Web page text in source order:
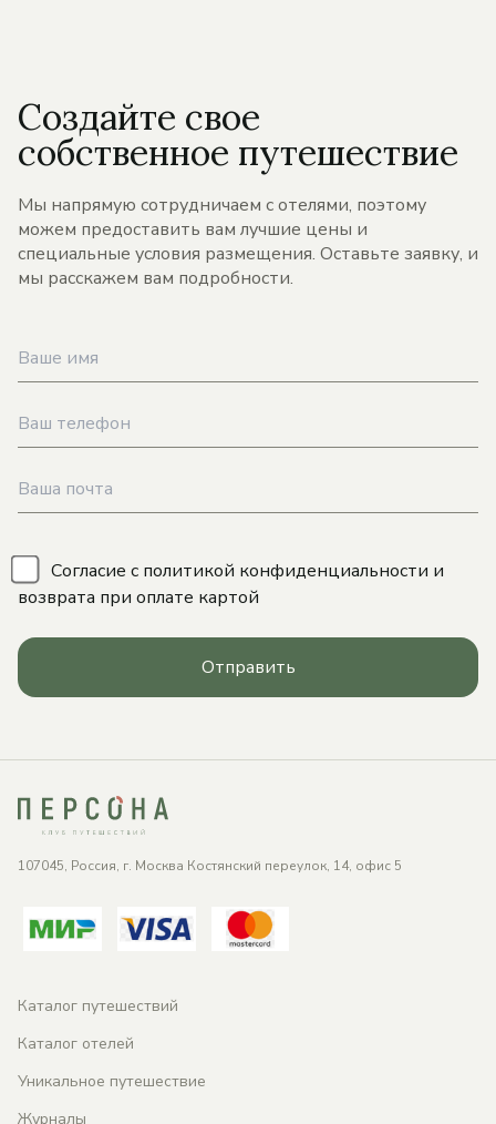
Создайте свое
собственное путешествие
Мы напрямую сотрудничаем с отелями, поэтому
можем предоставить вам лучшие цены и
специальные условия размещения. Оставьте заявку, и
мы расскажем вам подробности.
Согласие с политикой конфиденциальности и
возврата при оплате картой
Отправить
107045, Россия, г. Москва Костянский переулок, 14, офис 5
Каталог путешествий
Каталог отелей
Уникальное путешествие
Журналы